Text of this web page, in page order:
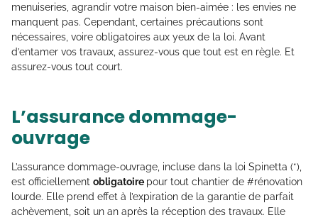
menuiseries, agrandir votre maison bien-aimée : les envies ne
manquent pas. Cependant, certaines précautions sont
nécessaires, voire obligatoires aux yeux de la loi. Avant
d’entamer vos travaux, assurez-vous que tout est en règle. Et
assurez-vous tout court.
L’assurance dommage-
ouvrage
L’assurance dommage-ouvrage, incluse dans la loi Spinetta (*),
est officiellement obligatoire pour tout chantier de #rénovation
lourde. Elle prend effet à l’expiration de la garantie de parfait
achèvement, soit un an après la réception des travaux. Elle